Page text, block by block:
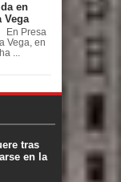
en
Vega
En Presa
Vega, en
...
tras
en la